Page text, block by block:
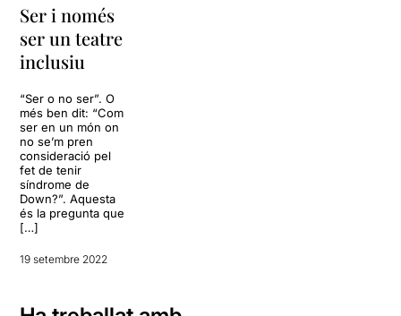
Ser i només
ser un teatre
inclusiu
“Ser o no ser”. O
més ben dit: “Com
ser en un món on
no se’m pren
consideració pel
fet de tenir
síndrome de
Down?”. Aquesta
és la pregunta que
[…]
19 setembre 2022